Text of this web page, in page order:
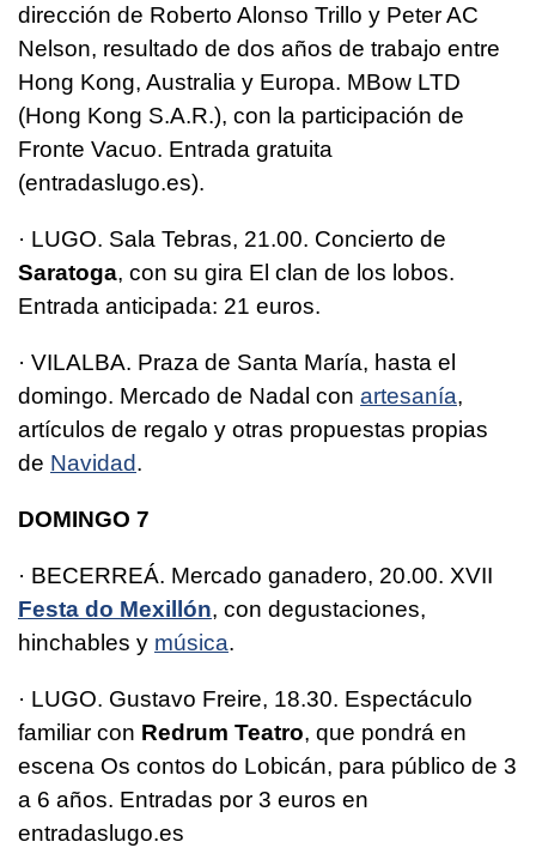
dirección de Roberto Alonso Trillo y Peter AC
Nelson, resultado de dos años de trabajo entre
Hong Kong, Australia y Europa. MBow LTD
(Hong Kong S.A.R.), con la participación de
Fronte Vacuo. Entrada gratuita
(entradaslugo.es).
· LUGO. Sala Tebras, 21.00. Concierto de
Saratoga, con su gira El clan de los lobos.
Entrada anticipada: 21 euros.
· VILALBA. Praza de Santa María, hasta el
domingo. Mercado de Nadal con artesanía,
artículos de regalo y otras propuestas propias
de Navidad.
DOMINGO 7
· BECERREÁ. Mercado ganadero, 20.00. XVII
Festa do Mexillón, con degustaciones,
hinchables y música.
· LUGO. Gustavo Freire, 18.30. Espectáculo
familiar con Redrum Teatro, que pondrá en
escena Os contos do Lobicán, para público de 3
a 6 años. Entradas por 3 euros en
entradaslugo.es